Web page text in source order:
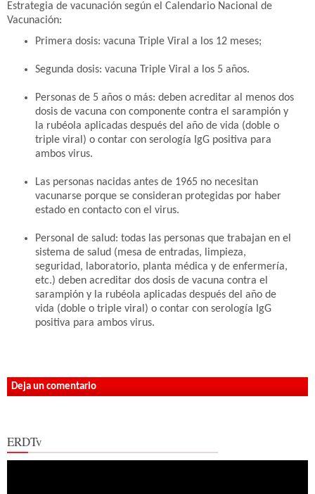
Estrategia de vacunación según el Calendario Nacional de
Vacunación:
Primera dosis: vacuna Triple Viral a los 12 meses;
Segunda dosis: vacuna Triple Viral a los 5 años.
Personas de 5 años o más: deben acreditar al menos dos
dosis de vacuna con componente contra el sarampión y
la rubéola aplicadas después del año de vida (doble o
triple viral) o contar con serología IgG positiva para
ambos virus.
Las personas nacidas antes de 1965 no necesitan
vacunarse porque se consideran protegidas por haber
estado en contacto con el virus.
Personal de salud: todas las personas que trabajan en el
sistema de salud (mesa de entradas, limpieza,
seguridad, laboratorio, planta médica y de enfermería,
etc.) deben acreditar dos dosis de vacuna contra el
sarampión y la rubéola aplicadas después del año de
vida (doble o triple viral) o contar con serología IgG
positiva para ambos virus.
Deja un comentario
ERDTv